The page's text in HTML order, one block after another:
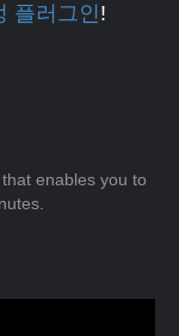
플러그인!
enables you to